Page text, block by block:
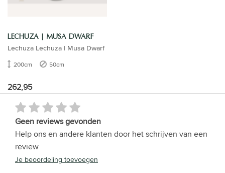
LECHUZA | MUSA DWARF
Lechuza Lechuza | Musa Dwarf
200cm 50cm
262,95
Geen reviews gevonden
Help ons en andere klanten door het schrijven van een
review
Je beoordeling toevoegen